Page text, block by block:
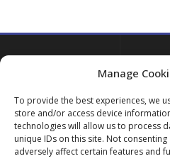
Manage
To provide the best experiences, we
store and/or access device
technologies will allow us to process
unique IDs on this site. Not
adversely affect certain features and
Parfois,
vous